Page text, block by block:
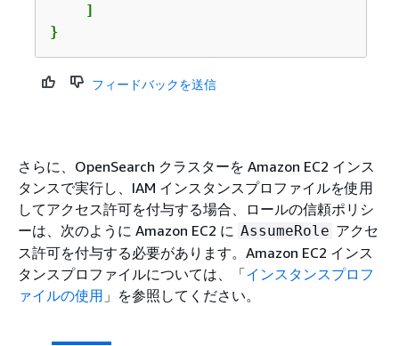
    ]
}
フィードバックを送信
さらに、OpenSearch クラスターを Amazon EC2 インス
タンスで実行し、IAM インスタンスプロファイルを使用
してアクセス許可を付与する場合、ロールの信頼ポリシ
ーは、次のように Amazon EC2 に AssumeRole アクセ
ス許可を付与する必要があります。Amazon EC2 インス
タンスプロファイルについては、「インスタンスプロフ
ァイルの使用 」を参照してください。